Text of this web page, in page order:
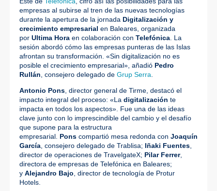
empresas al subirse al tren de las nuevas tecnologías
durante la apertura de la jornada Digitalización y
crecimiento empresarial en Baleares, organizada
por Ultima Hora en colaboración con Telefónica . La
sesión abordó cómo las empresas punteras de las Islas
afrontan su transformación. «Sin digitalización no es
posible el crecimiento empresarial», añadió Pedro
Rullán , consejero delegado de Grup Serra
Antonio Pons , director general de Tirme, destacó el
impacto integral del proceso: «La digitalización te
impacta en todos los aspectos». Fue una de las ideas
clave junto con lo imprescindible del cambio y el desafío
que supone para la estructura
empresarial. Pons compartió mesa redonda con Joaquín
García , consejero delegado de Trablisa; Iñaki Fuentes
director de operaciones de TravelgateX; Pilar Ferrer,
directora de empresas de Telefónica en Baleares;
y Alejandro Bajo , director de tecnología de Protur
Hotels.